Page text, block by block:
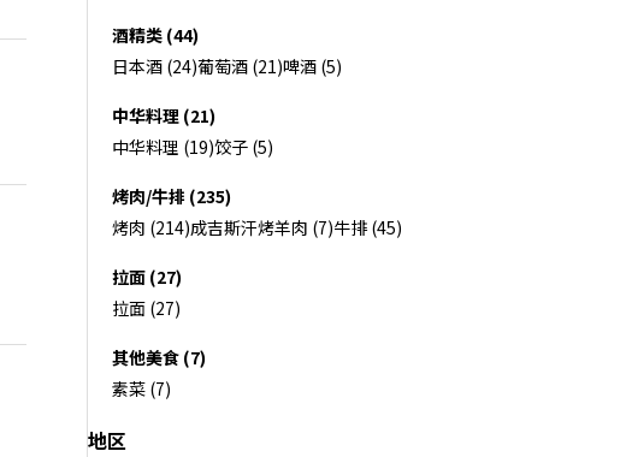
酒精类 (44)
日本酒 (24)葡萄酒 (21)啤酒 (5)
中华料理 (21)
中华料理 (19)饺子 (5)
烤肉/牛排 (235)
烤肉 (214)成吉斯汗烤羊肉 (7)牛排 (45)
拉面 (27)
拉面 (27)
其他美食 (7)
素菜 (7)
地区